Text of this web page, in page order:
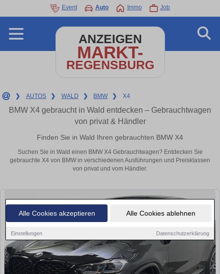
Alle Cookies akzeptieren Alle Cookies ablehnen
Einstellungen Datenschutzerklärung
Event Auto Immo Job
ANZEIGEN
MARKT-
REGENSBURG
❯ AUTOS ❯ WALD ❯ BMW ❯ X4
BMW X4 gebraucht in Wald entdecken – Gebrauchtwagen
von privat & Händler
Finden Sie in Wald Ihren gebrauchten BMW X4
Suchen Sie in Wald einen BMW X4 Gebrauchtwagen? Entdecken Sie
gebrauchte X4 von BMW in verschiedenen Ausführungen und Preisklassen
von privat und vom Händler.